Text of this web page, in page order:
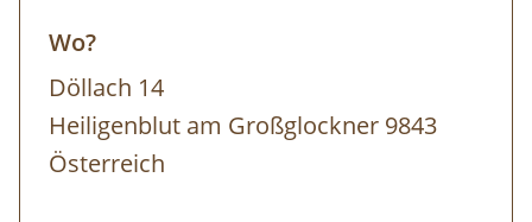
Wo?
Döllach 14
Heiligenblut am Großglockner 9843
Österreich